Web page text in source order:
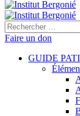
Rechercher :
Faire un don
GUIDE